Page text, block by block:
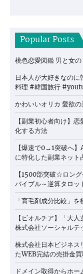
Popular Posts
桃色恋愛図鑑 男と女
日本人が大好きなの
料理 #韓国旅行
かわいいオリカ 愛欲
【副業初心者向け】
化する方法
【爆速で0→1突破へ
に特化した副業ネット
【1500部突破☆ロン
バイブル～逆算タロッ
「育毛剤成分比較」を
【ビオルチア】「大
株式会社ソーシャルテ
株式会社日本ビジネス
たWEB完結の売掛金
ドメイン取得からホ